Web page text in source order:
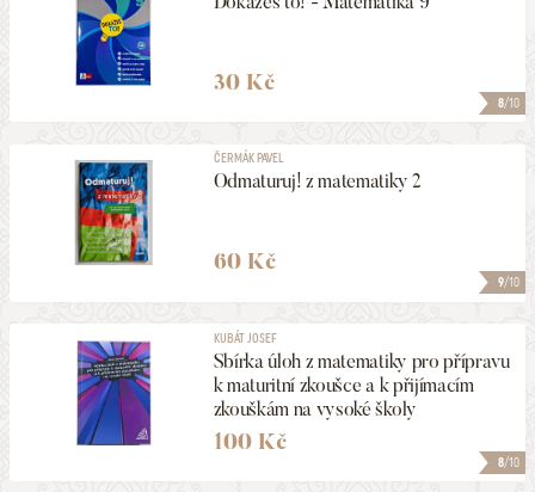
8/10
30 Kč
9/10
ČERMÁK PAVEL
Odmaturuj! z matematiky 2
60 Kč
8/10
KUBÁT JOSEF
Sbírka úloh z matematiky pro přípravu
k maturitní zkoušce a k přijímacím
zkouškám na vysoké školy
100 Kč